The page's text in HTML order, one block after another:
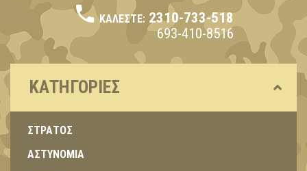
ΚΑΛΈΣΤΕ: 2310-733-518
693-410-8516
ΚΑΤΗΓΟΡΊΕΣ
ΣΤΡΑΤΟΣ
ΑΣΤΥΝΟΜΙΑ